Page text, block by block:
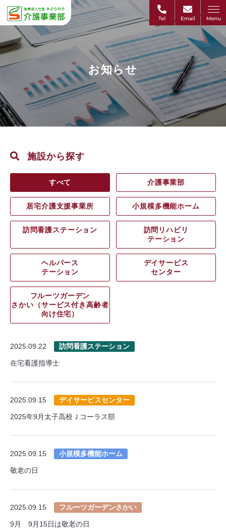
お知らせ
施設から探す
すべて 介護事業部
居宅介護支援事業所 小規模多機能ホーム
訪問看護ステーション
訪問リハビリ
テーション
ヘルパース
テーション
デイサービス
センター
フルーツガーデン
さかい（サービス付き高齢者
向け住宅）
2025.09.22 訪問看護ステーション
在宅看護指導士
2025.09.15 デイサービスセンター
2025年9月太子高校Ｊコーラス部
2025.09.15 小規模多機能ホーム
敬老の日
2025.09.15 フルーツガーデンさかい
9月 9月15日は敬老の日